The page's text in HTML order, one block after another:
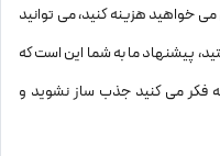
خواهید هزینه کنید، می توانید
پیشنهاد ما به شما این است که
که فکر می کنید جذب ساز نشوید و